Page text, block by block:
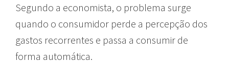
Segundo a economista, o problema surge
quando o consumidor perde a percepção dos
gastos recorrentes e passa a consumir de
forma automática.